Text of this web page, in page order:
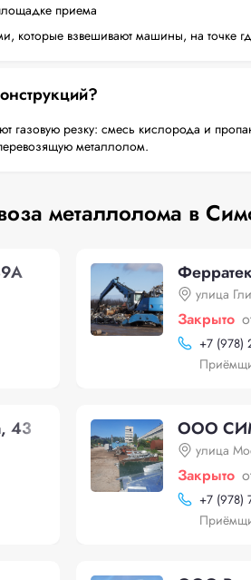
приема
взвешивают машины, на точке
газовую резку: смесь кислорода и
металлолом.
металлолома в
улица
Закрыто
+7 (978)
43 ООО
улица
Закрыто
+7 (978)